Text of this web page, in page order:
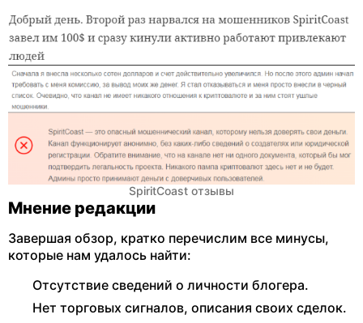
SpiritCoast отзывы
Мнение редакции
Завершая обзор, кратко перечислим все минусы,
которые нам удалось найти:
Отсутствие сведений о личности блогера.
Нет торговых сигналов, описания своих сделок.